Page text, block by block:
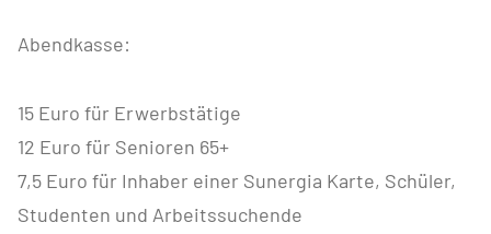
Abendkasse:
15 Euro für Erwerbstätige
12 Euro für Senioren 65+
7,5 Euro für Inhaber einer Sunergia Karte, Schüler,
Studenten und Arbeitssuchende